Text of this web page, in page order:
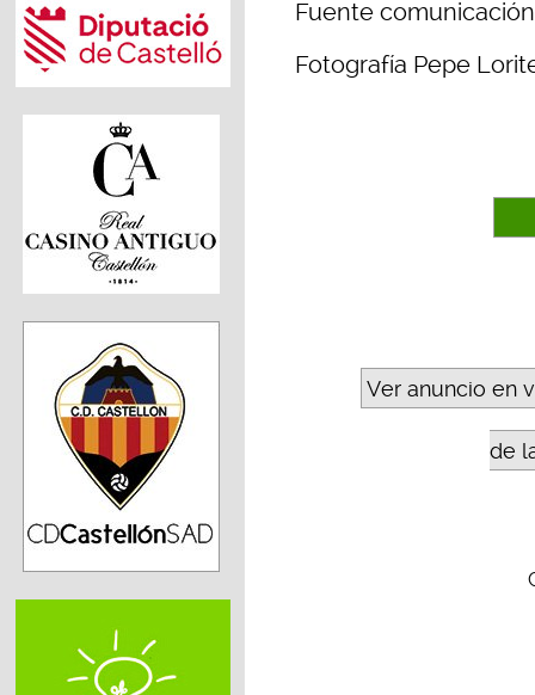
Fuente
Fotografía Pepe
Ver anuncio en
de